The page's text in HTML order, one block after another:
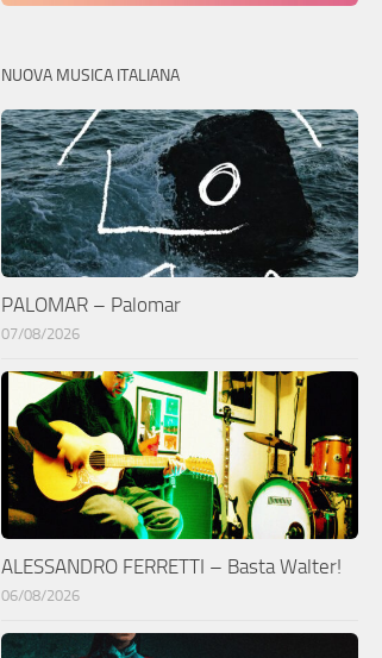
NUOVA MUSICA ITALIANA
PALOMAR – Palomar
07/08/2026
ALESSANDRO FERRETTI – Basta Walter!
06/08/2026